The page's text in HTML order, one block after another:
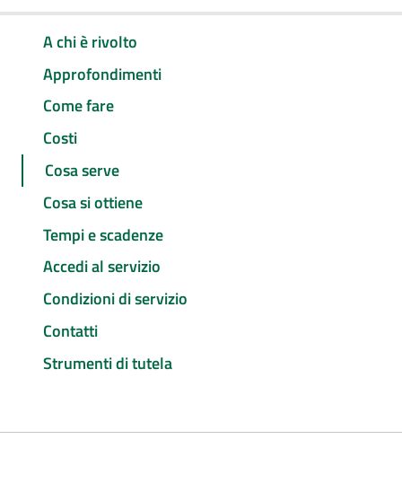
A chi è rivolto
Approfondimenti
Come fare
Costi
Cosa serve
Cosa si ottiene
Tempi e scadenze
Accedi al servizio
Condizioni di servizio
Contatti
Strumenti di tutela